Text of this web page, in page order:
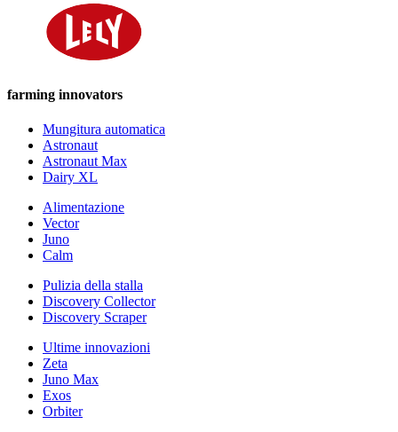
farming innovators
Mungitura automatica
Astronaut
Astronaut Max
Dairy XL
Alimentazione
Vector
Juno
Calm
Pulizia della stalla
Discovery Collector
Discovery Scraper
Ultime innovazioni
Zeta
Juno Max
Exos
Orbiter